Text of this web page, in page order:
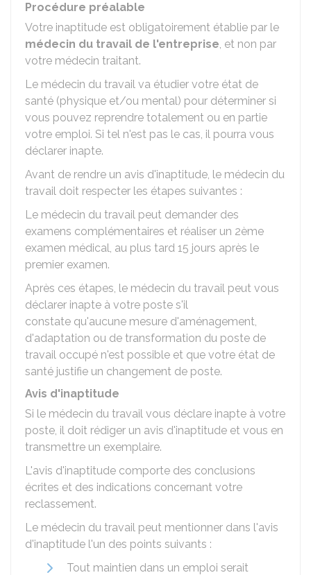
Procédure préalable
Votre inaptitude est obligatoirement établie par le
médecin du travail de l'entreprise, et non par
votre médecin traitant.
Le médecin du travail va étudier votre état de
santé (physique et/ou mental) pour déterminer si
vous pouvez reprendre totalement ou en partie
votre emploi. Si tel n'est pas le cas, il pourra vous
déclarer inapte.
Avant de rendre un avis d'inaptitude, le médecin du
travail doit respecter les étapes suivantes :
Le médecin du travail peut demander des
examens complémentaires et réaliser un 2ème
examen médical, au plus tard 15 jours après le
premier examen.
Après ces étapes, le médecin du travail peut vous
déclarer inapte à votre poste s'il
constate qu'aucune mesure d'aménagement,
d'adaptation ou de transformation du poste de
travail occupé n'est possible et que votre état de
santé justifie un changement de poste.
Avis d'inaptitude
Si le médecin du travail vous déclare inapte à votre
poste, il doit rédiger un avis d'inaptitude et vous en
transmettre un exemplaire.
L'avis d'inaptitude comporte des conclusions
écrites et des indications concernant votre
reclassement.
Le médecin du travail peut mentionner dans l'avis
d'inaptitude l'un des points suivants :
Tout maintien dans un emploi serait